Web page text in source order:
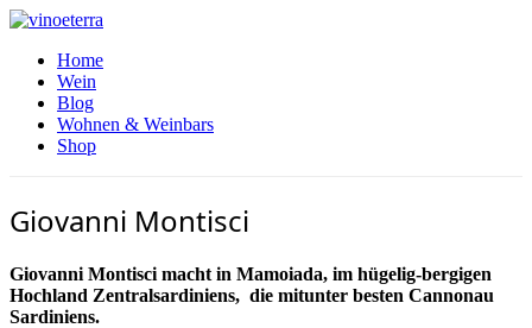
Home
Wein
Blog
Wohnen & Weinbars
Shop
Giovanni Montisci
Giovanni Montisci macht in Mamoiada, im hügelig-bergigen
Hochland Zentralsardiniens, die mitunter besten Cannonau
Sardiniens.